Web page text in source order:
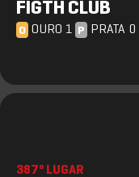
FIGTH CLUB
O OURO 1 P PRATA 0
387º LUGAR